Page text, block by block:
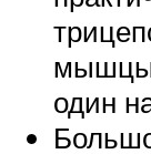
мышцы
один